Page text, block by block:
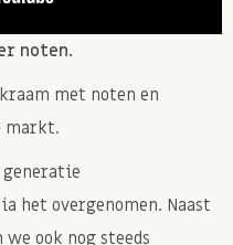
noten.
met noten en
markt.
generatie
het overgenomen. Naast
ook nog steeds